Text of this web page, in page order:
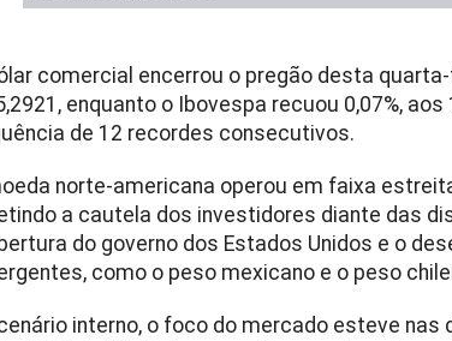
comercial encerrou o pregão desta
enquanto o Ibovespa recuou 0,07%,
de 12 recordes consecutivos.
norte-americana operou em faixa
a cautela dos investidores diante das
do governo dos Estados Unidos e o
como o peso mexicano e o peso
interno, o foco do mercado esteve